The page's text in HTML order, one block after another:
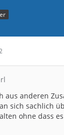
aus anderen
sich sachlich
ohne dass